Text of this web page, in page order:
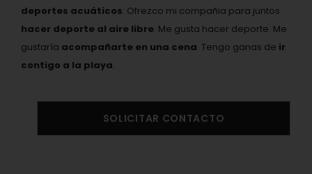
deportes acuáticos. Ofrezco mi compañia para juntos
hacer deporte al aire libre. Me gusta hacer deporte. Me
gustaría acompañarte en una cena. Tengo ganas de ir
contigo a la playa.
SOLICITAR CONTACTO